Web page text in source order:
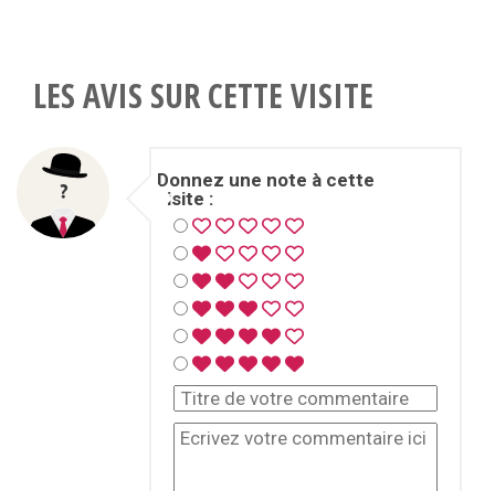
LES AVIS SUR CETTE VISITE
Donnez une note à cette
visite :